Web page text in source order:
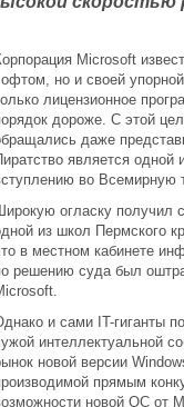
Microsoft
но и своей
лицензионное
дороже. С этой
даже
является
во Всемирную
огласку получил
из школ Пермского
в местном кабинете
решению суда был
и сами IT-гиганты
интеллектуальной
новой версии
прямым
новой ОС от